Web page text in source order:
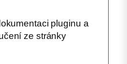
pluginu a
ze stránky